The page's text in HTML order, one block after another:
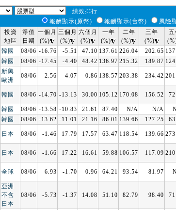
績效排行
報酬顯示(原幣)
報酬顯示(台幣)
風險
投資
地區
淨值
日期
一個月
(%)
三個月
(%)
六個月
(%)
一年
(%)
二年
(%)
三年
(%)
五
韓國 08/06 -16.76 -5.51 47.10 137.61 226.04 202.65
韓國 08/06 -17.45 -4.40 48.42 136.97 215.32 189.87
新興
歐洲
08/06 2.56 4.07 0.86 138.57 203.38 234.42
韓國 08/06 -14.70 -13.13 30.00 105.12 170.08 156.52
韓國 08/06 -13.58 -10.83 21.61 87.40 N/A N/A
韓國 08/06 -13.62 -11.01 21.16 86.01 139.66 127.25
日本 08/06 -1.46 17.79 17.57 63.47 118.54 139.66
日本 08/06 -1.66 17.22 16.61 59.88 106.57 117.09
全球 08/06 6.93 -1.70 0.96 64.21 93.54 81.97
亞洲
不含
日本
08/06 -5.73 -1.37 14.08 51.10 82.79 98.40